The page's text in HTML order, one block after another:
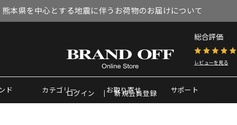
熊本県を中心とする地震に伴うお荷物のお届けについて
総合評価
レビューを見る
ド カテゴリー お取り寄せ サポート
ログイン 新規会員登録